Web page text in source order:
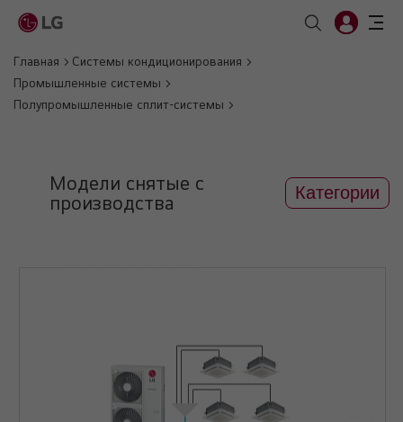
Главная
Системы кондиционирования
Промышленные системы
Полупромышленные сплит-системы
Модели снятые с
производства
Категории